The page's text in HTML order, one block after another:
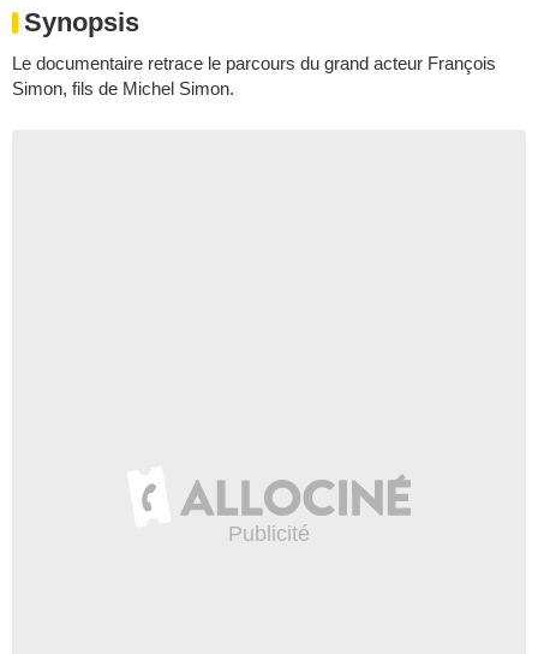
Synopsis
Le documentaire retrace le parcours du grand acteur François
Simon, fils de Michel Simon.